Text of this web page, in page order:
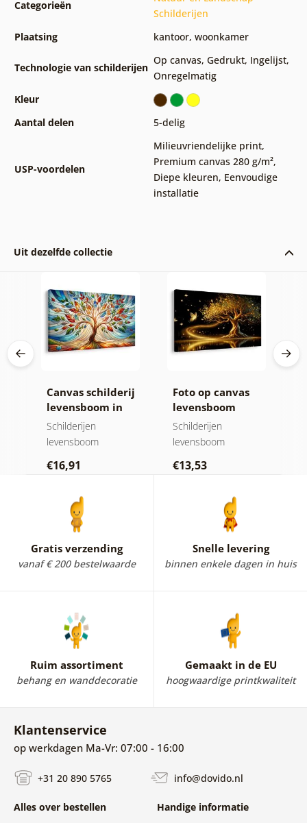
Categorieën
Schilderijen
Plaatsing
kantoor, woonkamer
Technologie van schilderijen
Op canvas, Gedrukt, Ingelijst,
Onregelmatig
Kleur
Aantal delen
5-delig
USP-voordelen
Milieuvriendelijke print,
Premium canvas 280 g/m²,
Diepe kleuren, Eenvoudige
installatie
Uit dezelfde collectie
Canvas schilderij
levensboom in
kleurrijk glas-in-
lood
Schilderijen
levensboom
€16,91
Foto op canvas
levensboom
gouden magie
Schilderijen
levensboom
€13,53
Gratis verzending
vanaf € 200 bestelwaarde
Snelle levering
binnen enkele dagen in huis
Ruim assortiment
behang en wanddecoratie
Gemaakt in de EU
hoogwaardige printkwaliteit
Klantenservice
op werkdagen Ma-Vr: 07:00 - 16:00
+31 20 890 5765 info@dovido.nl
Alles over bestellen Handige informatie